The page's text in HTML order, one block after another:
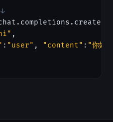
,
: "user" , "content" : "你好"